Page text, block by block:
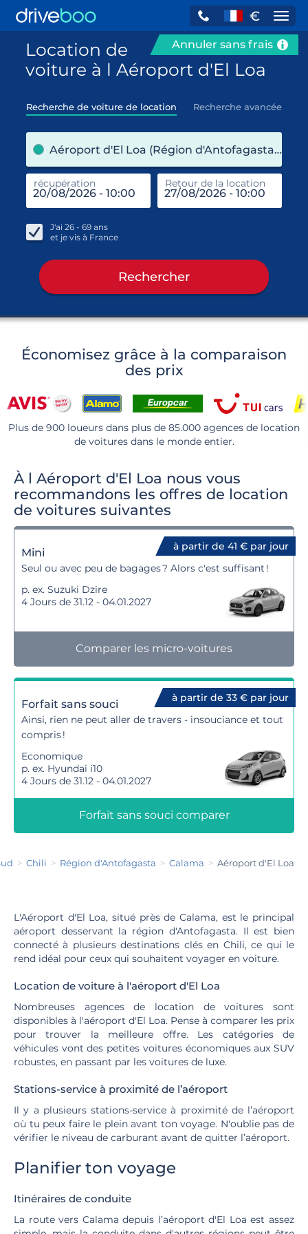
€
Annuler sans frais
Location de
voiture à l Aéroport d'El Loa
Recherche de voiture de location Recherche avancée
Aéroport d'El Loa (Région d'Antofagasta / Chili)
récupération Retour de la location
J'ai 26 - 69 ans
et je vis à France
Rechercher
Économisez grâce à la comparaison
des prix
Plus de 900 loueurs dans plus de 85.000 agences de location
de voitures dans le monde entier.
À l Aéroport d'El Loa nous vous
recommandons les offres de location
de voitures suivantes
à partir de 41 € par jour
Mini
Seul ou avec peu de bagages ? Alors c'est suffisant !
p. ex. Suzuki Dzire
4 Jours de 31.12 - 04.01.2027
Comparer les micro-voitures
à partir de 33 € par jour
Forfait sans souci
Ainsi, rien ne peut aller de travers - insouciance et tout
compris !
Economique
p. ex. Hyundai i10
4 Jours de 31.12 - 04.01.2027
Forfait sans souci comparer
Chili Région d'Antofagasta Calama Aéroport d'El Loa
L'Aéroport d'El Loa, situé près de Calama, est le principal
aéroport desservant la région d'Antofagasta. Il est bien
connecté à plusieurs destinations clés en Chili, ce qui le
rend idéal pour ceux qui souhaitent voyager en voiture.
Location de voiture à l'aéroport d'El Loa
Nombreuses agences de location de voitures sont
disponibles à l'aéroport d'El Loa. Pense à comparer les prix
pour trouver la meilleure offre. Les catégories de
véhicules vont des petites voitures économiques aux SUV
robustes, en passant par les voitures de luxe.
Stations-service à proximité de l’aéroport
Il y a plusieurs stations-service à proximité de l’aéroport
où tu peux faire le plein avant ton voyage. N'oublie pas de
vérifier le niveau de carburant avant de quitter l’aéroport.
Planifier ton voyage
Itinéraires de conduite
La route vers Calama depuis l’aéroport d'El Loa est assez